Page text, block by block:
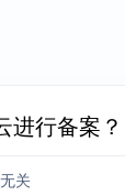
进行备案？
关